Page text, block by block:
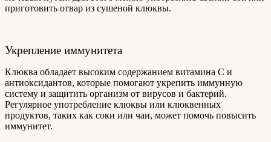
приготовить отвар из сушеной клюквы.
Укрепление иммунитета
Клюква обладает высоким содержанием витамина C и
антиоксидантов, которые помогают укрепить иммунную
систему и защитить организм от вирусов и бактерий.
Регулярное употребление клюквы или клюквенных
продуктов, таких как соки или чаи, может помочь повысить
иммунитет.